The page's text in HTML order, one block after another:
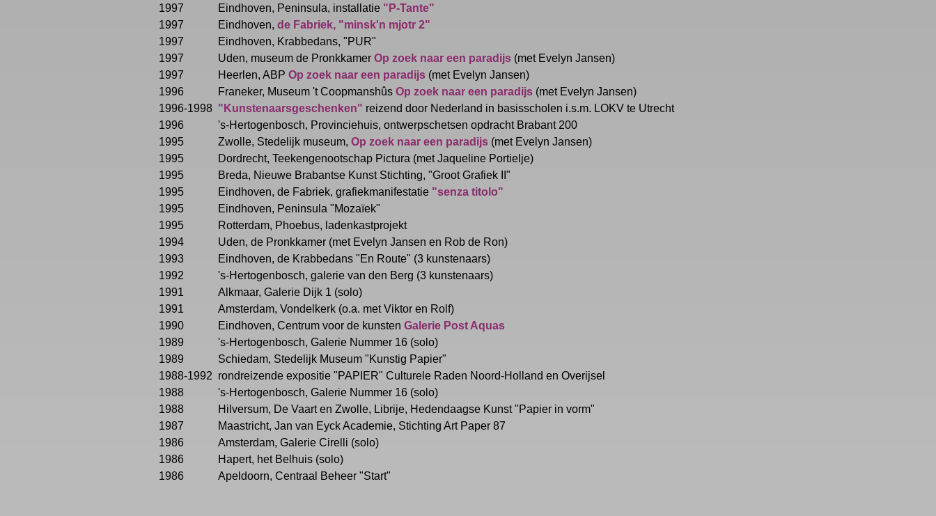
1997
Eindhoven, Peninsula, installatie "P-Tante"
1997
Eindhoven, de Fabriek, "minsk'n mjotr 2"
1997
Eindhoven, Krabbedans, "PUR"
1997
Uden, museum de Pronkkamer Op zoek naar een paradijs(met Evelyn Jansen)
1997
Heerlen, ABP Op zoek naar een paradijs(met Evelyn Jansen)
1996
Franeker, Museum 't Coopmanshûs Op zoek naar een paradijs(met Evelyn Jansen)
1996-1998 "Kunstenaarsgeschenken" reizend door Nederland in basisscholen i.s.m. LOKV te Utrecht
1996
's-Hertogenbosch, Provinciehuis, ontwerpschetsen opdracht Brabant 200
1995
Zwolle, Stedelijk museum, Op zoek naar een paradijs(met Evelyn Jansen)
1995
Dordrecht, Teekengenootschap Pictura (met Jaqueline Portielje)
1995
Breda, Nieuwe Brabantse Kunst Stichting, "Groot Grafiek II"
1995
Eindhoven, de Fabriek, grafiekmanifestatie "senza titolo"
1995
Eindhoven, Peninsula "Mozaïek"
1995
Rotterdam, Phoebus, ladenkastprojekt
1994
Uden, de Pronkkamer (met Evelyn Jansen en Rob de Ron)
1993
Eindhoven, de Krabbedans "En Route" (3 kunstenaars)
1992
's-Hertogenbosch, galerie van den Berg (3 kunstenaars)
1991
Alkmaar, Galerie Dijk 1 (solo)
1991
Amsterdam, Vondelkerk (o.a. met Viktor en Rolf)
1990
Eindhoven, Centrum voor de kunsten Galerie Post Aquas
1989
's-Hertogenbosch, Galerie Nummer 16 (solo)
1989
Schiedam, Stedelijk Museum "Kunstig Papier"
1988-1992 rondreizende expositie "PAPIER" Culturele Raden Noord-Holland en Overijsel
1988
's-Hertogenbosch, Galerie Nummer 16 (solo)
1988
Hilversum, De Vaart en Zwolle, Librije, Hedendaagse Kunst "Papier in vorm"
1987
Maastricht, Jan van Eyck Academie, Stichting Art Paper 87
1986
Amsterdam, Galerie Cirelli (solo)
1986
Hapert, het Belhuis (solo)
1986
Apeldoorn, Centraal Beheer "Start"